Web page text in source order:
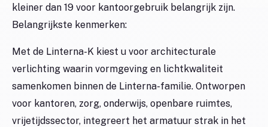
kleiner dan 19 voor kantoorgebruik belangrijk zijn.
Belangrijkste kenmerken:
Met de Linterna-K kiest u voor architecturale
verlichting waarin vormgeving en lichtkwaliteit
samenkomen binnen de Linterna-familie. Ontworpen
voor kantoren, zorg, onderwijs, openbare ruimtes,
vrijetijdssector, integreert het armatuur strak in het